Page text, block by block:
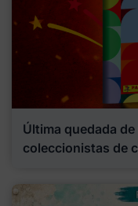
Última quedada
coleccionistas de